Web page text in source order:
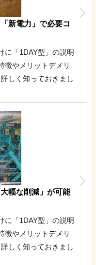
新電力」で必要コ
に「1DAY型」の説明
徴やメリットデメリ
しく知っておきまし
幅な削減」が可能
に「1DAY型」の説明
徴やメリットデメリ
しく知っておきまし